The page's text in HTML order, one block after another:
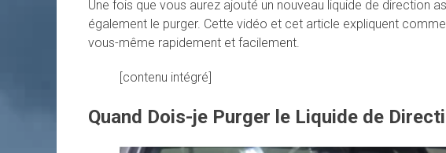
Une fois que vous aurez ajouté un nouveau liquide de direction
également le purger. Cette vidéo et cet article expliquent
vous-même rapidement et facilement.
[contenu intégré]
Quand Dois-je Purger le Liquide de